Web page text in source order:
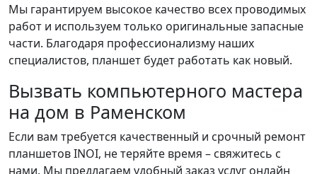
Мы гарантируем высокое качество всех проводимых
работ и используем только оригинальные запасные
части. Благодаря профессионализму наших
специалистов, планшет будет работать как новый.
Вызвать компьютерного мастера
на дом в Раменском
Если вам требуется качественный и срочный ремонт
планшетов INOI, не теряйте время – свяжитесь с
нами. Мы предлагаем удобный заказ услуг онлайн